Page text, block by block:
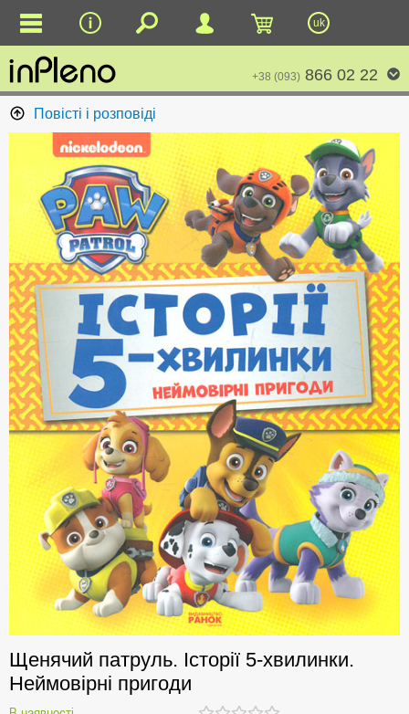
uk
+38 (093) 866 02 22
Повісті і розповіді
Щенячий патруль. Історії 5-хвилинки.
Неймовірні пригоди